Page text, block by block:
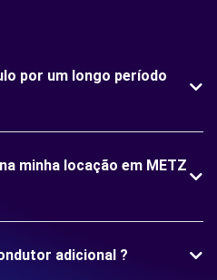
por um longo período
minha locação em METZ
adicional ?